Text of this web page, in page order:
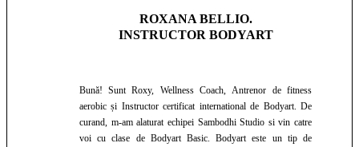
ROXANA BELLIO.
INSTRUCTOR BODYART
Bună! Sunt Roxy, Wellness Coach, Antrenor de fitness
aerobic și Instructor certificat international de Bodyart. De
curand, m-am alaturat echipei Sambodhi Studio si vin catre
voi cu clase de Bodyart Basic. Bodyart este un tip de